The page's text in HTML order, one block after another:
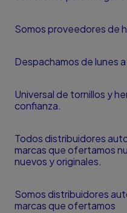
Somos proveedores de
Despachamos de lunes
Universal de tornillos y
confianza.
Todos distribuidores
marcas que ofertamos
nuevos y originales.
Somos distribuidores
marcas que ofertamos